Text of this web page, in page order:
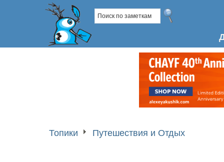
Топики Путешествия и Отдых